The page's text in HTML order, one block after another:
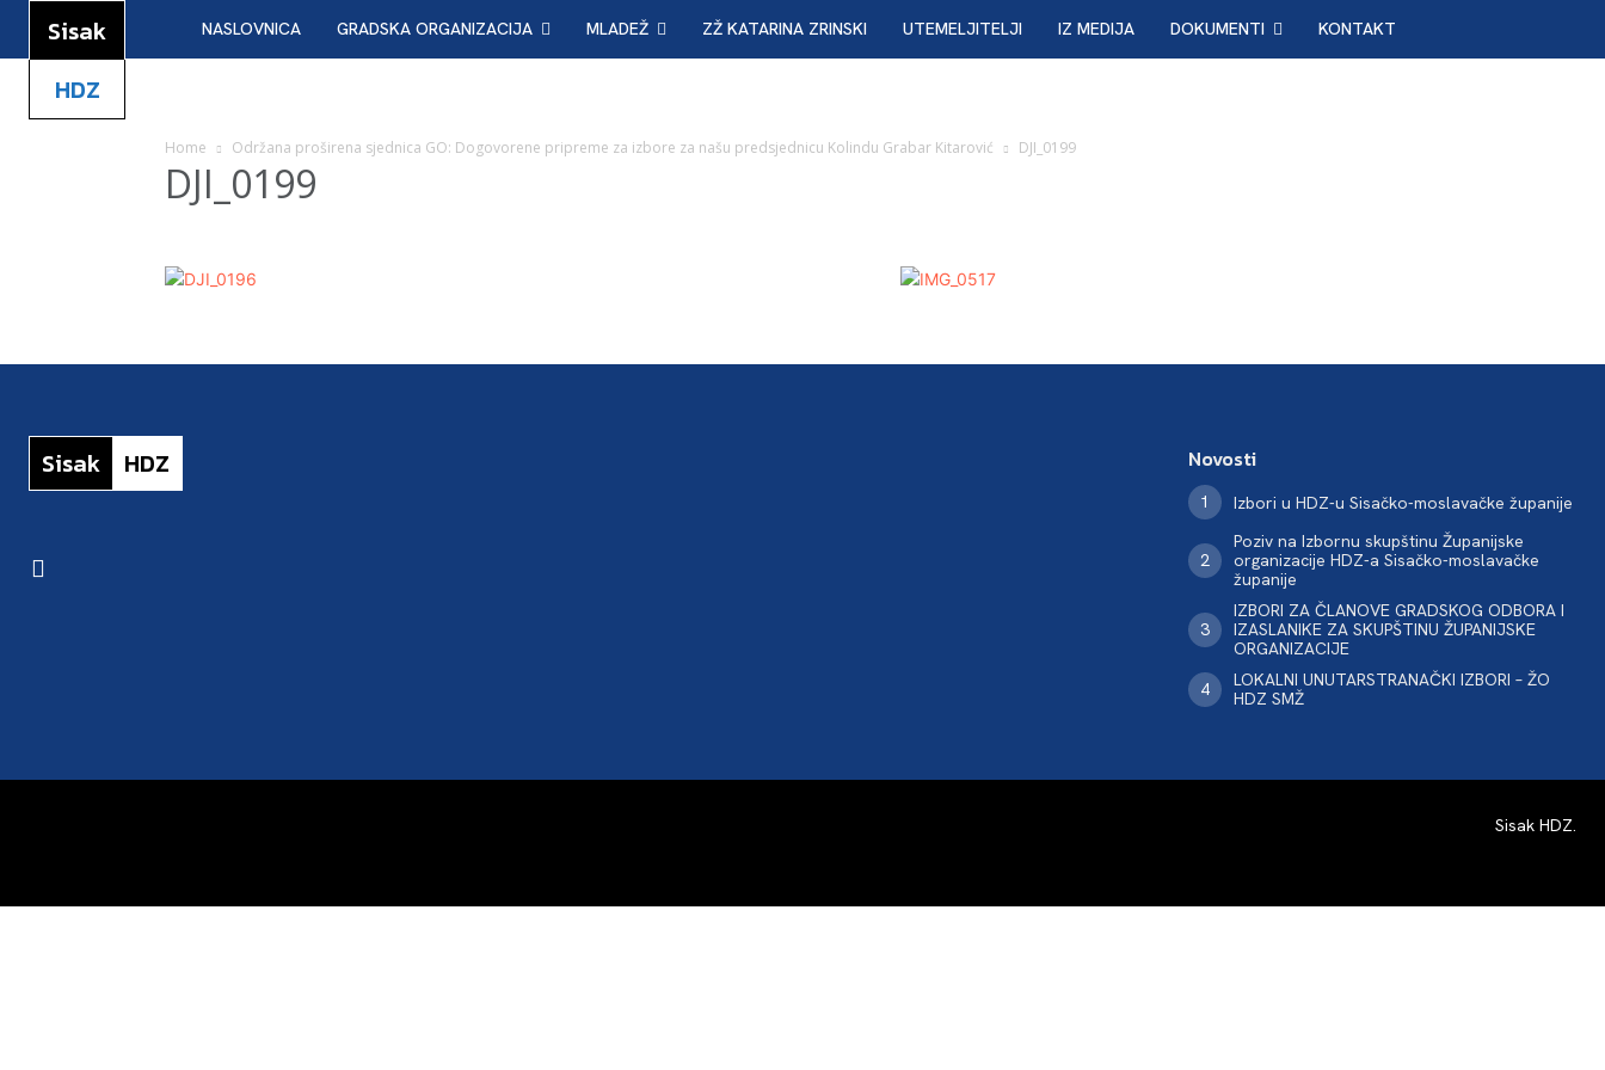
Sisak
HDZ
NASLOVNICA GRADSKA ORGANIZACIJA MLADEŽ ZŽ KATARINA ZRINSKI UTEMELJITELJI IZ MEDIJA DOKUMENTI KONTAKT
Home Održana proširena sjednica GO: Dogovorene pripreme za izbore za našu predsjednicu Kolindu Grabar Kitarović DJI_0199
DJI_0199
Sisak HDZ Novosti
Izbori u HDZ-u Sisačko-moslavačke županije
Poziv na Izbornu skupštinu Županijske
organizacije HDZ-a Sisačko-moslavačke
županije
IZBORI ZA ČLANOVE GRADSKOG ODBORA I
IZASLANIKE ZA SKUPŠTINU ŽUPANIJSKE
ORGANIZACIJE
LOKALNI UNUTARSTRANAČKI IZBORI – ŽO
HDZ SMŽ
Sisak HDZ.